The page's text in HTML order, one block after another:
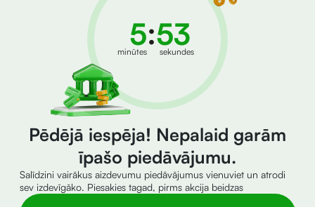
5
minūtes
:
-
52
sekundes
Pēdējā iespēja! Nepalaid garām
īpašo piedāvājumu.
Salīdzini vairākus aizdevumu piedāvājumus vienuviet un atrodi
sev izdevīgāko. Piesakies tagad, pirms akcija beidzas